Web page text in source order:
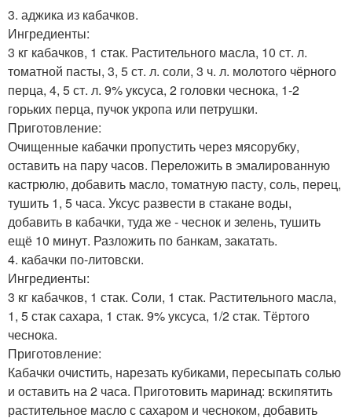
3. аджика из кaбачков.
Ингредиенты:
3 кг кабачков, 1 стак. Растительного масла, 10 ст. л.
томатной пасты, 3, 5 ст. л. соли, 3 ч. л. молотого чёрного
перца, 4, 5 ст. л. 9% уксуса, 2 головки чеснока, 1-2
горьких перца, пучок укропа или петрушки.
Приготовление:
Очищенные кабачки пропустить через мясорубку,
оставить на пару часов. Переложить в эмалированную
кастрюлю, добавить масло, томатную пасту, соль, перец,
тушить 1, 5 часа. Уксус развести в стакане воды,
добавить в кабачки, туда же - чеснок и зелень, тушить
ещё 10 минут. Разложить по банкам, закатать.
4. кабачки по-литовски.
Ингредиeнты:
3 кг кабачков, 1 стак. Соли, 1 стак. Растительного масла,
1, 5 стак сахара, 1 стак. 9% уксуса, 1/2 стак. Тёртого
чеснока.
Приготовление:
Кабачки очистить, нарезать кубиками, пересыпать солью
и оставить на 2 часа. Приготовить маринад: вскипятить
растительное масло с сахаром и чесноком, добавить